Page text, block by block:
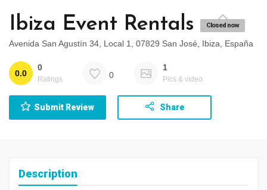
Ibiza Event Rentals Closed now
Avenida San Agustín 34, Local 1, 07829 San José, Ibiza, España
0.0
0
Ratings 0
1
Pics & video
Submit Review Share
Description